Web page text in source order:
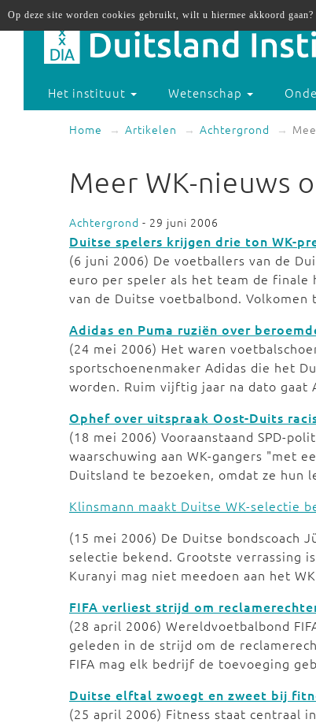
Het instituut Wetenschap
Home Artikelen Achtergrond
Meer WK-nieuws
Achtergrond - 29 juni 2006
Duitse spelers krijgen drie ton WK-
(6 juni 2006) De voetballers van de
euro per speler als het team de finale
van de Duitse voetbalbond.
Adidas en Puma ruziën over
(24 mei 2006) Het waren
sportschoenenmaker Adidas die het
worden. Ruim vijftig jaar na dato gaat
Ophef over uitspraak Oost-Duits
(18 mei 2006) Vooraanstaand SPD-
waarschuwing aan WK-gangers "met
Duitsland te bezoeken, omdat ze hun
Klinsmann maakt Duitse WK-selectie
(15 mei 2006) De Duitse bondscoach
selectie bekend. Grootste verrassing
Kuranyi mag niet meedoen aan het
FIFA verliest strijd om
(28 april 2006) Wereldvoetbalbond
geleden in de strijd om de
FIFA mag elk bedrijf de toevoeging
Duitse elftal zwoegt en zweet bij
(25 april 2006) Fitness staat centraal
Op deze site worden cookies gebruikt, wilt u hiermee akkoord gaan?